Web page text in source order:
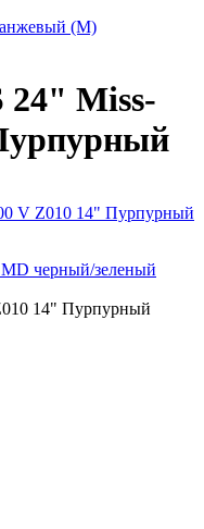
(М)
24" Miss-
V Z010 14" Пурпурный
черный/зеленый
14" Пурпурный